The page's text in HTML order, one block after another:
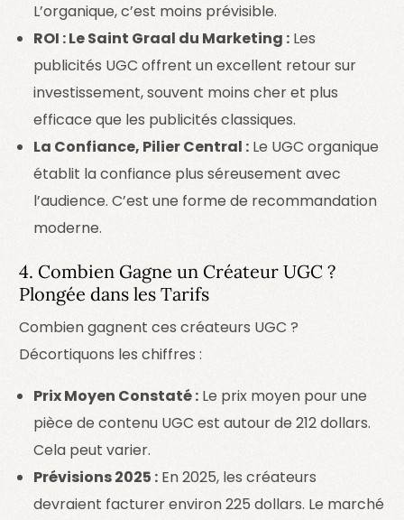
L’organique, c’est moins prévisible.
ROI : Le Saint Graal du Marketing : Les
publicités UGC offrent un excellent retour sur
investissement, souvent moins cher et plus
efficace que les publicités classiques.
La Confiance, Pilier Central : Le UGC organique
établit la confiance plus séreusement avec
l’audience. C’est une forme de recommandation
moderne.
4. Combien Gagne un Créateur UGC ?
Plongée dans les Tarifs
Combien gagnent ces créateurs UGC ?
Décortiquons les chiffres :
Prix Moyen Constaté : Le prix moyen pour une
pièce de contenu UGC est autour de 212 dollars.
Cela peut varier.
Prévisions 2025 : En 2025, les créateurs
devraient facturer environ 225 dollars. Le marché